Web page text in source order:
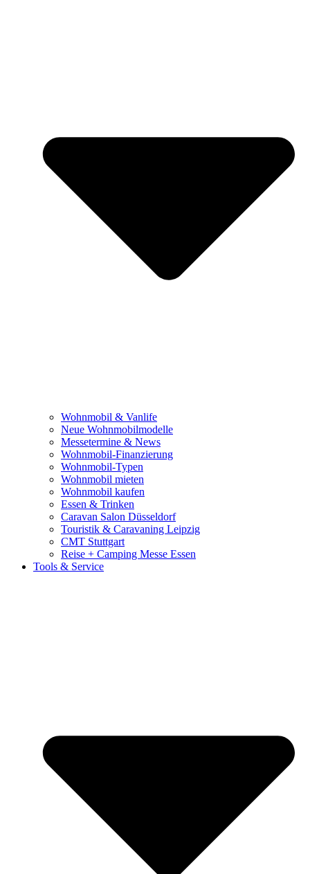
Wohnmobil & Vanlife
Neue Wohnmobilmodelle
Messetermine & News
Wohnmobil-Finanzierung
Wohnmobil-Typen
Wohnmobil mieten
Wohnmobil kaufen
Essen & Trinken
Caravan Salon Düsseldorf
Touristik & Caravaning Leipzig
CMT Stuttgart
Reise + Camping Messe Essen
Tools & Service